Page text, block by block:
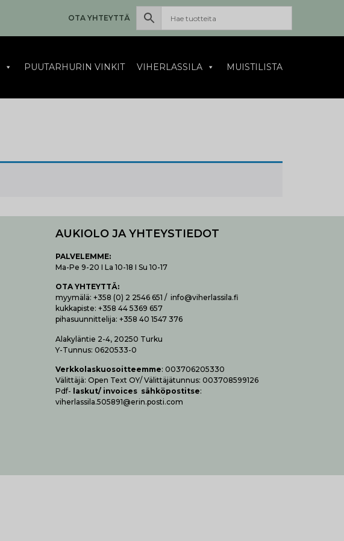
OTA YHTEYTTÄ
PUUTARHURIN VINKIT VIHERLASSILA MUISTILISTA
AUKIOLO JA YHTEYSTIEDOT
PALVELEMME:
Ma-Pe 9-20 I La 10-18 I Su 10-17
OTA YHTEYTTÄ:
myymälä: +358 (0) 2 2546 651 / info@viherlassila.fi
kukkapiste: +358 44 5369 657
pihasuunnittelija: +358 40 1547 376
Alakyläntie 2-4, 20250 Turku
Y-Tunnus: 0620533-0
Verk­ko­las­kuo­soit­teem­me: 003706205330
Vä­lit­tä­jä: Open Text OY/ Vä­lit­tä­jä­tun­nus: 003708599126
Pdf- las­kut/ invoices säh­kö­pos­tit­se:
viherlassila.505891@erin.posti.com